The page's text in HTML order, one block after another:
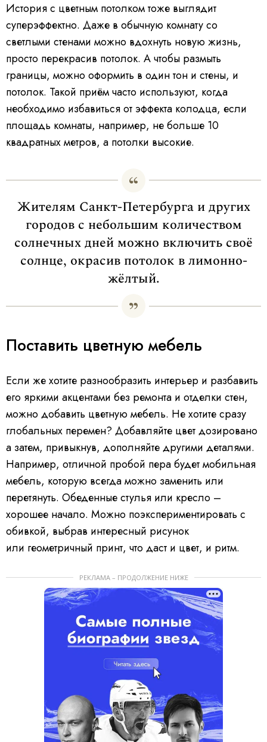
История с цветным потолком тоже выглядит
суперэффектно. Даже в обычную комнату со
светлыми стенами можно вдохнуть новую жизнь,
просто перекрасив потолок. А чтобы размыть
границы, можно оформить в один тон и стены, и
потолок. Такой приём часто используют, когда
необходимо избавиться от эффекта колодца, если
площадь комнаты, например, не больше 10
квадратных метров, а потолки высокие.
Жителям Санкт-Петербурга и других
городов с небольшим количеством
солнечных дней можно включить своё
солнце, окрасив потолок в лимонно-
жёлтый.
Поставить цветную мебель
Если же хотите разнообразить интерьер и разбавить
его яркими акцентами без ремонта и отделки стен,
можно добавить цветную мебель. Не хотите сразу
глобальных перемен? Добавляйте цвет дозировано
а затем, привыкнув, дополняйте другими деталями.
Например, отличной пробой пера будет мобильная
мебель, которую всегда можно заменить или
перетянуть. Обеденные стулья или кресло –
хорошее начало. Можно поэкспериментировать с
обивкой, выбрав интересный рисунок
или геометричный принт, что даст и цвет, и ритм.
РЕКЛАМА – ПРОДОЛЖЕНИЕ НИЖЕ